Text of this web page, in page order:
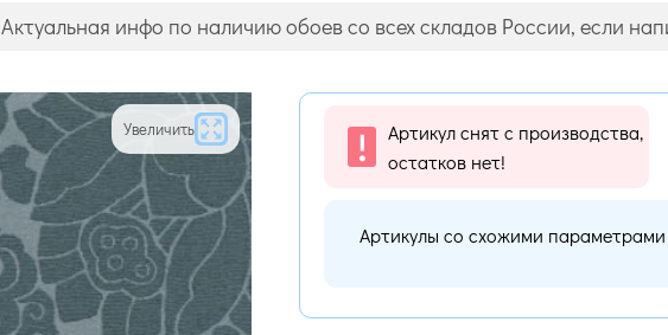
Актуальная инфо по наличию обоев со всех складов России, если
Увеличить
Артикул снят с производства,
остатков нет!
Артикулы со схожими параметрами